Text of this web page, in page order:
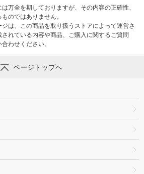
万全を期しておりますが、その内容の正確性、
のではありません。
は、この商品を取り扱うストアによって運営さ
れている内容や商品、ご購入に関するご質問
わせください。
ページトップへ